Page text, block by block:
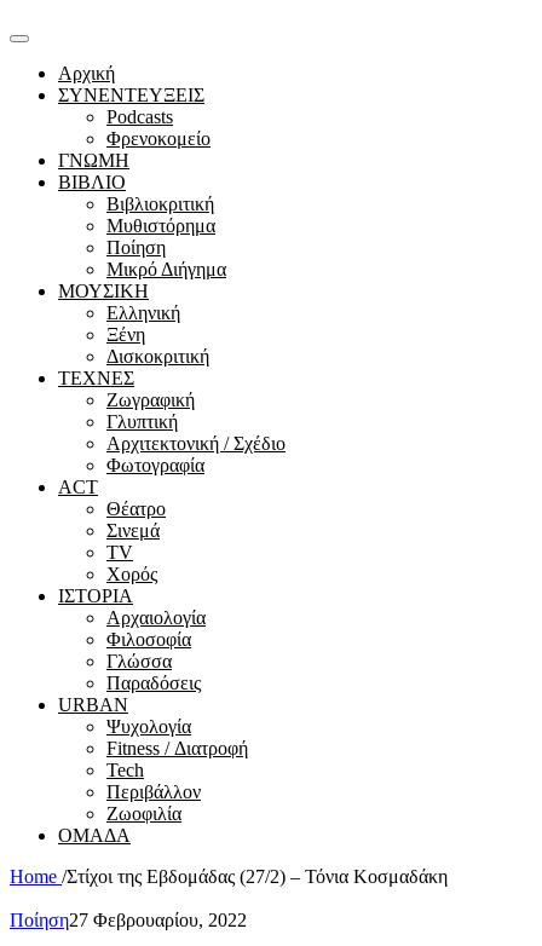
Αρχική
ΣΥΝΕΝΤΕΥΞΕΙΣ
Podcasts
Φρενοκομείο
ΓΝΩΜΗ
ΒΙΒΛΙΟ
Βιβλιοκριτική
Μυθιστόρημα
Ποίηση
Μικρό Διήγημα
ΜΟΥΣΙΚΗ
Ελληνική
Ξένη
Δισκοκριτική
ΤΕΧΝΕΣ
Ζωγραφική
Γλυπτική
Αρχιτεκτονική / Σχέδιο
Φωτογραφία
ACT
Θέατρο
Σινεμά
ΤV
Χορός
ΙΣΤΟΡΙΑ
Αρχαιολογία
Φιλοσοφία
Γλώσσα
Παραδόσεις
URBAN
Ψυχολογία
Fitness / Διατροφή
Tech
Περιβάλλον
Ζωοφιλία
ΟΜΑΔΑ
Home /Στίχοι της Εβδομάδας (27/2) – Τόνια Κοσμαδάκη
Ποίηση27 Φεβρουαρίου, 2022